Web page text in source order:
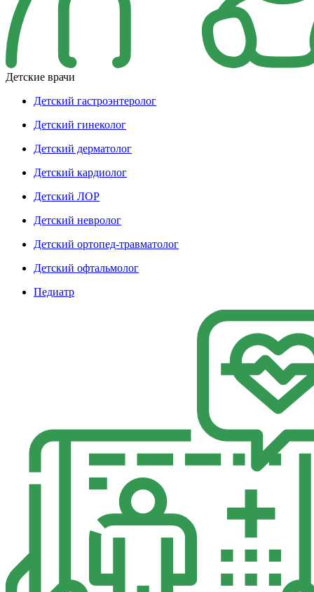
Детские врачи
Детский гастроэнтеролог
Детский гинеколог
Детский дерматолог
Детский кардиолог
Детский ЛОР
Детский невролог
Детский ортопед-травматолог
Детский офтальмолог
Педиатр